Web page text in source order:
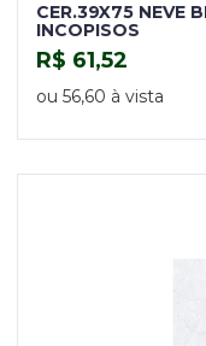
CER.39X75 NEVE
INCOPISOS
R$ 61,52
ou 56,60 à vista